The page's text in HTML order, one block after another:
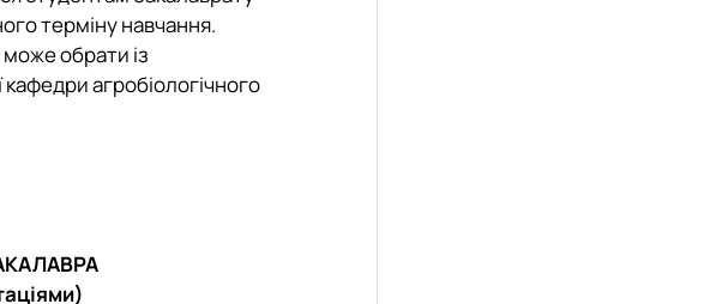
терміну навчання.
обрати із
агробіологічного